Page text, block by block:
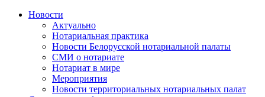
Новости
Актуально
Нотариальная практика
Новости Белорусской нотариальной палаты
СМИ о нотариате
Нотариат в мире
Мероприятия
Новости территориальных нотариальных палат